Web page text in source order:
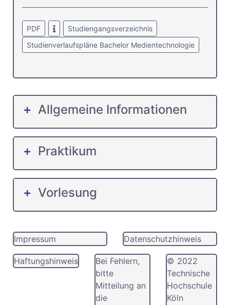
PDF
Studiengangsverzeichnis
Studienverlaufspläne Bachelor Medientechnologie
Allgemeine Informationen
Praktikum
Vorlesung
Impressum Datenschutzhinweis
Haftungshinweis
Bei Fehlern,
bitte
Mitteilung an
die
© 2022
Technische
Hochschule
Köln